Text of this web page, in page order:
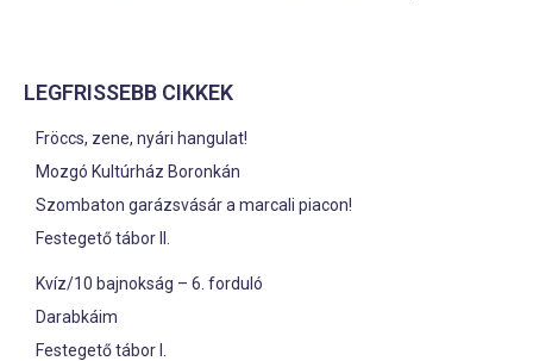
LEGFRISSEBB CIKKEK
Fröccs, zene, nyári hangulat!
Mozgó Kultúrház Boronkán
Szombaton garázsvásár a marcali piacon!
Festegető tábor II.
Kvíz/10 bajnokság – 6. forduló
Darabkáim
Festegető tábor I.